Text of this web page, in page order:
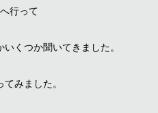
行って
くつか聞いてきました。
みました。